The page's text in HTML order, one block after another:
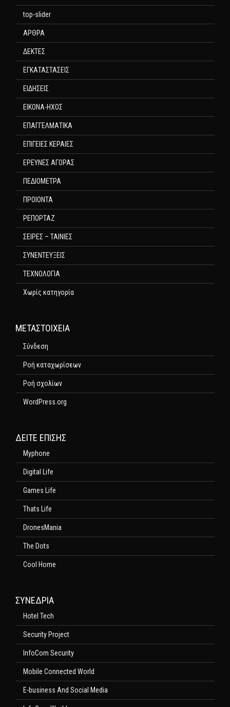
top-slider
ΑΡΘΡΑ
ΔΕΚΤΕΣ
ΕΓΚΑΤΑΣΤΑΣΕΙΣ
ΕΙΔΗΣΕΙΣ
ΕΙΚΟΝΑ-ΗΧΟΣ
ΕΠΑΓΓΕΛΜΑΤΙΚΑ
ΕΠΙΓΕΙΕΣ ΚΕΡΑΙΕΣ
ΕΡΕΥΝΕΣ ΑΓΟΡΑΣ
ΠΕΔΙΟΜΕΤΡΑ
ΠΡΟΙΟΝΤΑ
ΡΕΠΟΡΤΑΖ
ΣΕΙΡΕΣ – ΤΑΙΝΙΕΣ
ΣΥΝΕΝΤΕΥΞΕΙΣ
ΤΕΧΝΟΛΟΓΙΑ
Χωρίς κατηγορία
ΜΕΤΑΣΤΟΙΧΕΊΑ
Σύνδεση
Ροή καταχωρίσεων
Ροή σχολίων
WordPress.org
ΔΕΊΤΕ ΕΠΊΣΗΣ
Myphone
Digital Life
Games Life
Thats Life
DronesMania
The Dots
Cool Home
ΣΥΝΕΔΡΙΑ
Hotel Tech
Security Project
InfoCom Security
Mobile Connected World
E-business And Social Media